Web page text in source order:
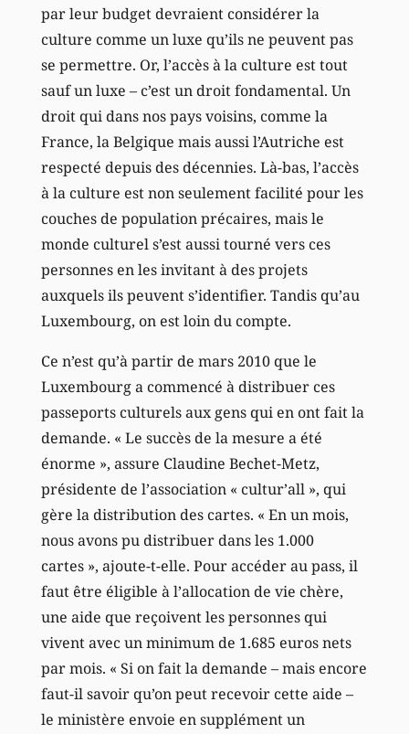
par leur budget devraient considérer la
culture comme un luxe qu’ils ne peuvent pas
se permettre. Or, l’accès à la culture est tout
sauf un luxe – c’est un droit fondamental. Un
droit qui dans nos pays voisins, comme la
France, la Belgique mais aussi l’Autriche est
respecté depuis des décennies. Là-bas, l’accès
à la culture est non seulement facilité pour les
couches de population précaires, mais le
monde culturel s’est aussi tourné vers ces
personnes en les invitant à des projets
auxquels ils peuvent s’identifier. Tandis qu’au
Luxembourg, on est loin du compte.
Ce n’est qu’à partir de mars 2010 que le
Luxembourg a commencé à distribuer ces
passeports culturels aux gens qui en ont fait la
demande. « Le succès de la mesure a été
énorme », assure Claudine Bechet-Metz,
présidente de l’association « cultur’all », qui
gère la distribution des cartes. « En un mois,
nous avons pu distribuer dans les 1.000
cartes », ajoute-t-elle. Pour accéder au pass, il
faut être éligible à l’allocation de vie chère,
une aide que reçoivent les personnes qui
vivent avec un minimum de 1.685 euros nets
par mois. « Si on fait la demande – mais encore
faut-il savoir qu’on peut recevoir cette aide –
le ministère envoie en supplément un